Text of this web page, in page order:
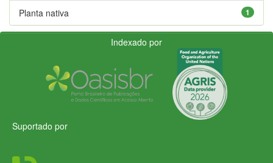
1
Planta nativa
Indexado por
Suportado por